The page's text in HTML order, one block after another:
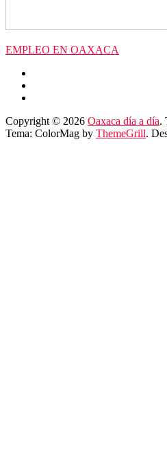
EMPLEO EN OAXACA
Copyright © 2026 Oaxaca día a día.
Tema: ColorMag by ThemeGrill.